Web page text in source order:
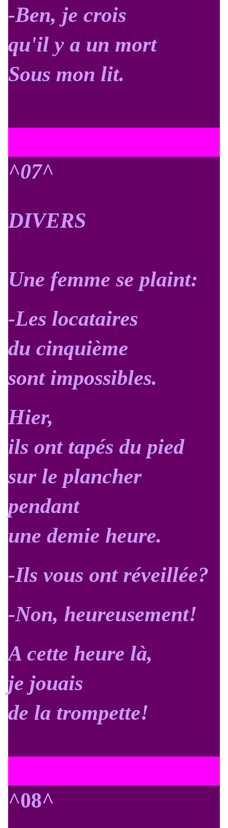
-Ben, je crois
qu'il y a un mort
Sous mon lit.
^07^
DIVERS
Une femme se plaint:
-Les locataires
du cinquième
sont impossibles.
Hier,
ils ont tapés du pied
sur le plancher
pendant
une demie heure.
-Ils vous ont réveillée?
-Non, heureusement!
A cette heure là,
je jouais
de la trompette!
^08^